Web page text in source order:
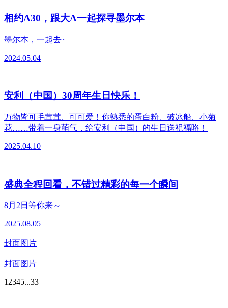
相约A30，跟大A一起探寻墨尔本
墨尔本，一起去~
2024.05.04
安利（中国）30周年生日快乐！
万物皆可毛茸茸、可可爱！你熟悉的蛋白粉、破冰船、小菊
花……带着一身萌气，给安利（中国）的生日送祝福咯！
2025.04.10
盛典全程回看，不错过精彩的每一个瞬间
8月2日等你来～
2025.08.05
封面图片
封面图片
1 2345...33